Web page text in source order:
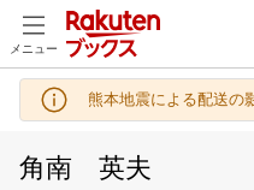
メニュー
熊本地震による配送の
角南 英夫